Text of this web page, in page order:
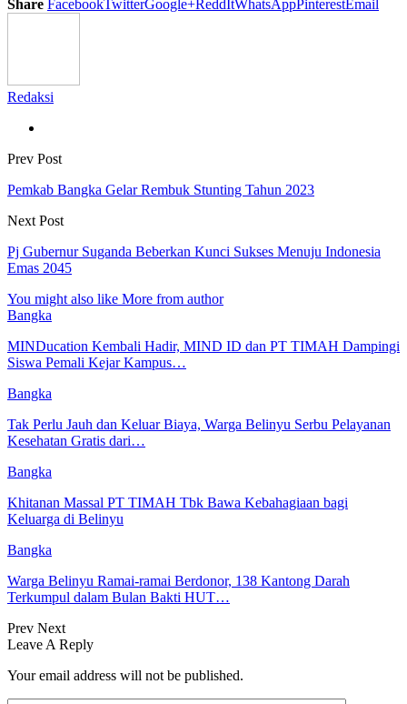
Share FacebookTwitterGoogle+ReddItWhatsAppPinterestEmail
Redaksi
Prev Post
Pemkab Bangka Gelar Rembuk Stunting Tahun 2023
Next Post
Pj Gubernur Suganda Beberkan Kunci Sukses Menuju Indonesia
Emas 2045
You might also like More from author
Bangka
MINDucation Kembali Hadir, MIND ID dan PT TIMAH Dampingi
Siswa Pemali Kejar Kampus…
Bangka
Tak Perlu Jauh dan Keluar Biaya, Warga Belinyu Serbu Pelayanan
Kesehatan Gratis dari…
Bangka
Khitanan Massal PT TIMAH Tbk Bawa Kebahagiaan bagi
Keluarga di Belinyu
Bangka
Warga Belinyu Ramai-ramai Berdonor, 138 Kantong Darah
Terkumpul dalam Bulan Bakti HUT…
Prev Next
Leave A Reply
Your email address will not be published.